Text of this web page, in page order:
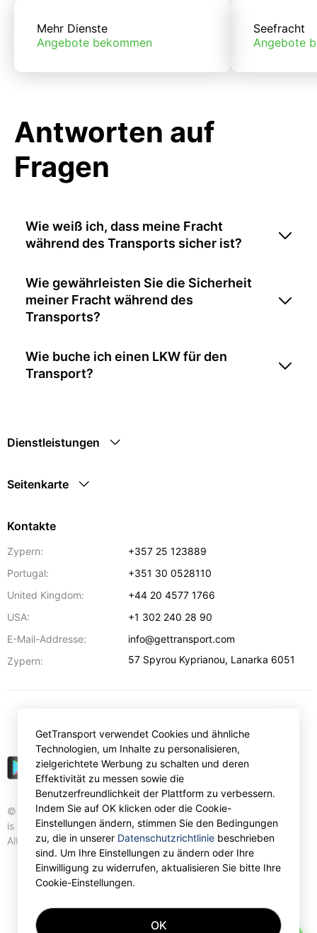
Mehr Dienste
Angebote bekommen
Seefracht
Angebote
Antworten auf
Fragen
Wie weiß ich, dass meine Fracht
während des Transports sicher ist?
Wie gewährleisten Sie die Sicherheit
meiner Fracht während des
Transports?
Wie buche ich einen LKW für den
Transport?
Dienstleistungen
Seitenkarte
Kontakte
Zypern:
+357 25 123889
Portugal:
+351 30 0528110
United Kingdom:
+44 20 4577 1766
USA:
+1 302 240 28 90
E-Mail-Addresse:
info@gettransport.com
Zypern:
57 Spyrou Kyprianou, Lanarka 6051
© Gettransport International Limited. GetTransport®
is trademark of Gettransport International Limited.
All rights reserved.
GetTransport verwendet Cookies und ähnliche
Technologien, um Inhalte zu personalisieren,
zielgerichtete Werbung zu schalten und deren
Effektivität zu messen sowie die
Benutzerfreundlichkeit der Plattform zu verbessern.
Indem Sie auf OK klicken oder die Cookie-
Einstellungen ändern, stimmen Sie den Bedingungen
zu, die in unserer Datenschutzrichtlinie beschrieben
sind. Um Ihre Einstellungen zu ändern oder Ihre
Einwilligung zu widerrufen, aktualisieren Sie bitte Ihre
Cookie-Einstellungen.
OK